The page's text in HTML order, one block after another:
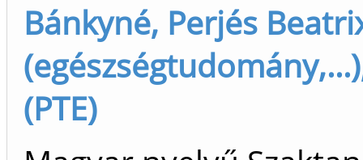
Bánkyné, Perjés
(PTE)